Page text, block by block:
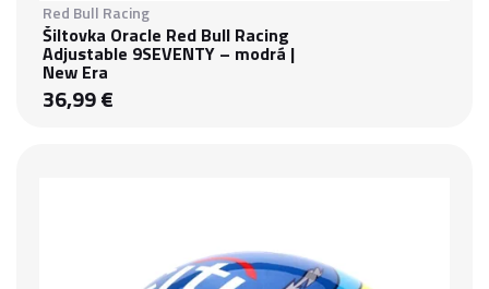
Red Bull Racing
Šiltovka Oracle Red Bull Racing
Adjustable 9SEVENTY – modrá |
New Era
36,99 €